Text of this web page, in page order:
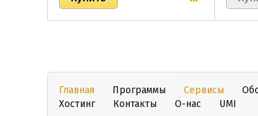
Главная Программы Сервисы
Хостинг
Контакты О-нас UMI